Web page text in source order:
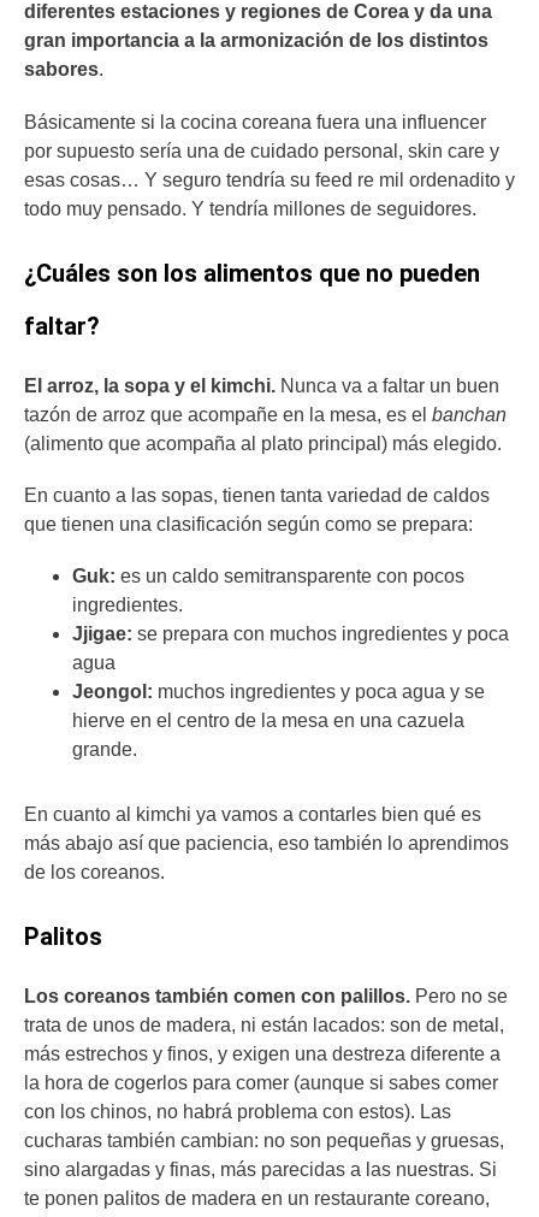
diferentes estaciones y regiones de Corea y da una
gran importancia a la armonización de los distintos
sabores.
Básicamente si la cocina coreana fuera una influencer
por supuesto sería una de cuidado personal, skin care y
esas cosas… Y seguro tendría su feed re mil ordenadito y
todo muy pensado. Y tendría millones de seguidores.
¿Cuáles son los alimentos que no pueden
faltar?
El arroz, la sopa y el kimchi. Nunca va a faltar un buen
tazón de arroz que acompañe en la mesa, es el banchan
(alimento que acompaña al plato principal) más elegido.
En cuanto a las sopas, tienen tanta variedad de caldos
que tienen una clasificación según como se prepara:
Guk: es un caldo semitransparente con pocos
ingredientes.
Jjigae: se prepara con muchos ingredientes y poca
agua
Jeongol: muchos ingredientes y poca agua y se
hierve en el centro de la mesa en una cazuela
grande.
En cuanto al kimchi ya vamos a contarles bien qué es
más abajo así que paciencia, eso también lo aprendimos
de los coreanos.
Palitos
Los coreanos también comen con palillos. Pero no se
trata de unos de madera, ni están lacados: son de metal,
más estrechos y finos, y exigen una destreza diferente a
la hora de cogerlos para comer (aunque si sabes comer
con los chinos, no habrá problema con estos). Las
cucharas también cambian: no son pequeñas y gruesas,
sino alargadas y finas, más parecidas a las nuestras. Si
te ponen palitos de madera en un restaurante coreano,